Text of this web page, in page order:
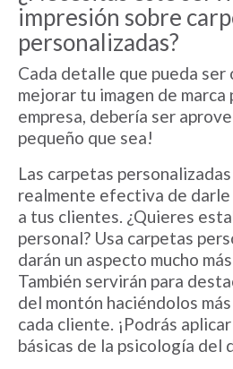
impresión sobre
personalizadas?
Cada detalle que pueda ser
mejorar tu imagen de marca
empresa, debería ser
pequeño que sea!
Las carpetas
realmente efectiva de darle
a tus clientes. ¿Quieres
personal? Usa carpetas
darán un aspecto mucho
También servirán para
del montón haciéndolos
cada cliente. ¡Podrás
básicas de la psicología del